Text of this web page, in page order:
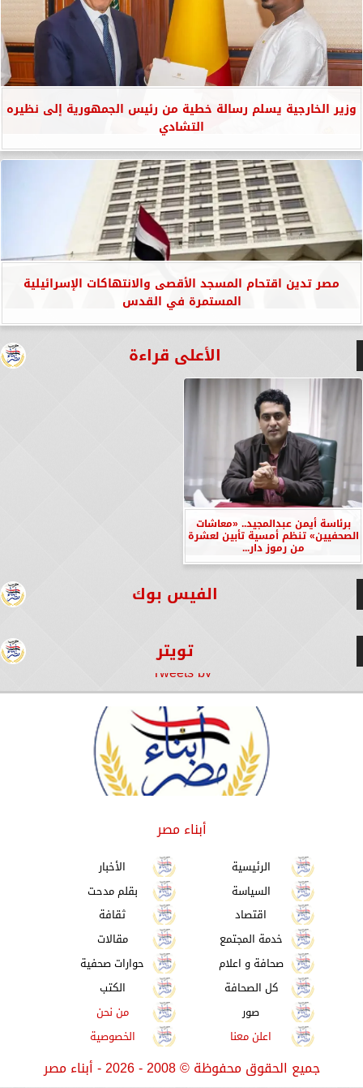
وزير الخارجية يسلم رسالة خطية من رئيس الجمهورية إلى نظيره
التشادي
مصر تدين اقتحام المسجد الأقصى والانتهاكات الإسرائيلية
المستمرة في القدس
الأعلى قراءة
برئاسة أيمن عبدالمجيد.. «معاشات
الصحفيين» تنظم أمسية تأبين لعشرة
من رموز دار...
الفيس بوك
تويتر
Tweets by
أبناء مصر
الرئيسية
الأخبار
السياسة
بقلم مدحت
اقتصاد
ثقافة
خدمة المجتمع
مقالات
صحافة و اعلام
حوارات صحفية
كل الصحافة
الكتب
صور
من نحن
اعلن معنا
الخصوصية
جميع الحقوق محفوظة©2008 - 2026 - أبناء مصر